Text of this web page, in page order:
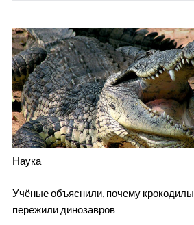
Наука
Учёные объяснили, почему крокодилы
пережили динозавров